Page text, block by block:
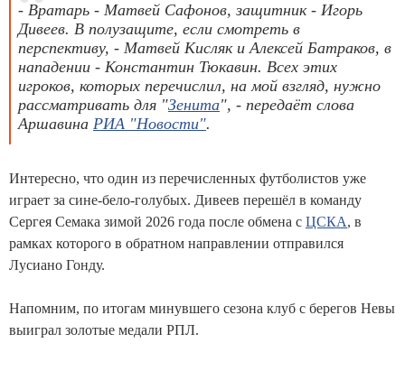
- Вратарь - Матвей Сафонов, защитник - Игорь
Дивеев. В полузащите, если смотреть в
перспективу, - Матвей Кисляк и Алексей Батраков, в
нападении - Константин Тюкавин. Всех этих
игроков, которых перечислил, на мой взгляд, нужно
рассматривать для "Зенита", - передаёт слова
Аршавина РИА "Новости".
Интересно, что один из перечисленных футболистов уже
играет за сине-бело-голубых. Дивеев перешёл в команду
Сергея Семака зимой 2026 года после обмена с ЦСКА, в
рамках которого в обратном направлении отправился
Лусиано Гонду.
Напомним, по итогам минувшего сезона клуб с берегов Невы
выиграл золотые медали РПЛ.